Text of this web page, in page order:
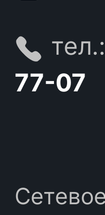
тел.:
77-07